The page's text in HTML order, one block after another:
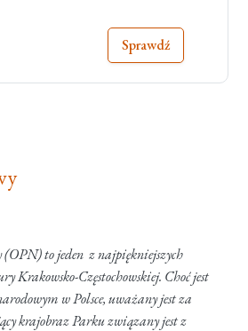
Sprawdź
to jeden z najpiękniejszych
Krakowsko-Częstochowskiej. Choć jest
w Polsce, uważany jest za
krajobraz Parku związany jest z